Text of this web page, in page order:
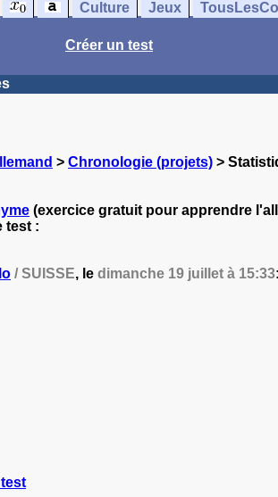
Culture Jeux
Créer un test
> Chronologie (projets) >
(exercice gratuit pour apprendre
test :
/ SUISSE, le dimanche 19 juillet à 15:33: